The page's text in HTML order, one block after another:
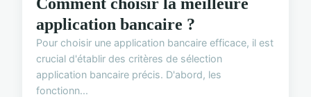
application bancaire ?
Pour choisir une application bancaire efficace, il est
crucial d'établir des critères de sélection
application bancaire précis. D'abord, les
fonctionn...